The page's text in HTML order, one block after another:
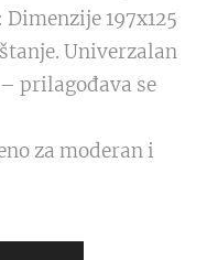
197x125
Univerzalan
prilagođava se
za moderan i